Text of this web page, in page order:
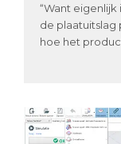
“Want
de plaatuitslag
hoe het